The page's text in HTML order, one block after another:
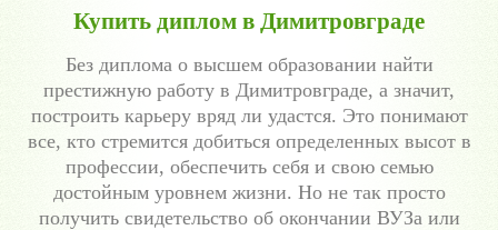
Купить диплом в Димитровграде
Без диплома о высшем образовании найти
престижную работу в Димитровграде, а значит,
построить карьеру вряд ли удастся. Это понимают
все, кто стремится добиться определенных высот в
профессии, обеспечить себя и свою семью
достойным уровнем жизни. Но не так просто
получить свидетельство об окончании ВУЗа или